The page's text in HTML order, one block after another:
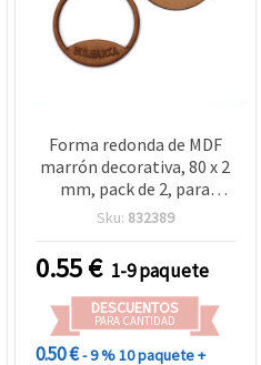
Forma redonda de MDF
marrón decorativa, 80 x 2
mm, pack de 2, para
manualidades
Sku: 832389
0.55€ 1-9 paquete
DESCUENTOS
PARA CANTIDAD
0.50 €- 9 %10 paquete +